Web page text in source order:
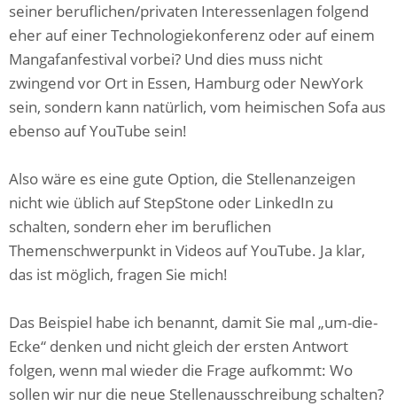
seiner beruflichen/privaten Interessenlagen folgend
eher auf einer Technologiekonferenz oder auf einem
Mangafanfestival vorbei? Und dies muss nicht
zwingend vor Ort in Essen, Hamburg oder NewYork
sein, sondern kann natürlich, vom heimischen Sofa aus
ebenso auf YouTube sein!
Also wäre es eine gute Option, die Stellenanzeigen
nicht wie üblich auf StepStone oder LinkedIn zu
schalten, sondern eher im beruflichen
Themenschwerpunkt in Videos auf YouTube. Ja klar,
das ist möglich, fragen Sie mich!
Das Beispiel habe ich benannt, damit Sie mal „um-die-
Ecke“ denken und nicht gleich der ersten Antwort
folgen, wenn mal wieder die Frage aufkommt: Wo
sollen wir nur die neue Stellenausschreibung schalten?